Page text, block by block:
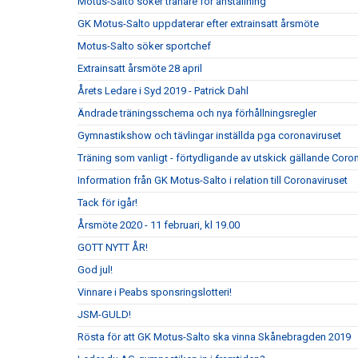
GK Motus-Salto uppdaterar efter extrainsatt årsmöte
Motus-Salto söker sportchef
Extrainsatt årsmöte 28 april
Årets Ledare i Syd 2019 - Patrick Dahl
Ändrade träningsschema och nya förhållningsregler
Gymnastikshow och tävlingar inställda pga coronaviruset
Träning som vanligt - förtydligande av utskick gällande
Information från GK Motus-Salto i relation till Coronaviruset
Tack för igår!
Årsmöte 2020 - 11 februari, kl 19.00
GOTT NYTT ÅR!
God jul!
Vinnare i Peabs sponsringslotteri!
JSM-GULD!
Rösta för att GK Motus-Salto ska vinna Skånebragden 2019